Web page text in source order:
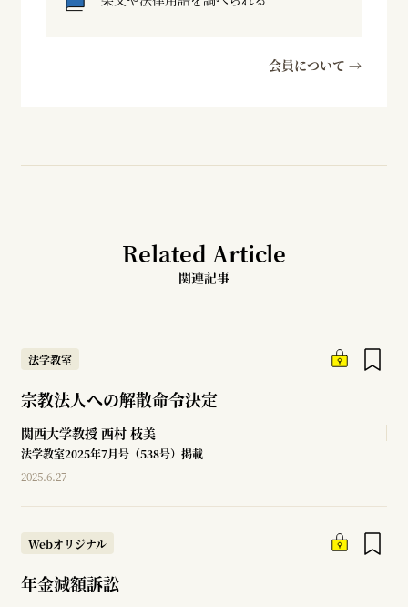
会員について →
Related Article
関連記事
法学教室
宗教法人への解散命令決定
関西大学教授 西村 枝美
法学教室2025年7月号（538号）掲載
2025.6.27
Webオリジナル
年金減額訴訟